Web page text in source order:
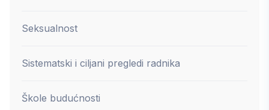
Seksualnost
Sistematski i ciljani pregledi radnika
Škole budućnosti